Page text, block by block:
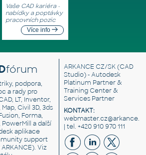
Vaše CAD kariéra -
nabídky a poptávky
pracovních pozic
Více info
fórum
podpora,
a rady pro
LT, Inventor,
Map, Civil 3D, 3ds
Forma,
PowerMill a další
aplikace
support
Viz
ARKANCE CZ/SK(CAD
Studio) - Autodesk
Platinum Partner &
Training Center &
Services Partner
KONTAKT:
| tel. +420 910 970 111